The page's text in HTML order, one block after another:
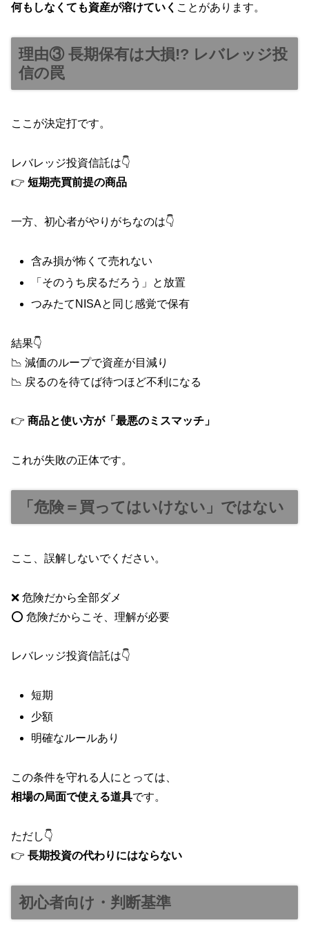
何もしなくても資産が溶けていく ことがあります。
理由③ 長期保有は大損!? レバレッジ投
信の罠
ここが決定打です。
レバレッジ投資信託は👇
👉 短期売買前提の商品
一方、初心者がやりがちなのは👇
含み損が怖くて売れない
「そのうち戻るだろう」と放置
つみたてNISAと同じ感覚で保有
結果👇
📉 減価のループで資産が目減り
📉 戻るのを待てば待つほど不利になる
👉 商品と使い方が「最悪のミスマッチ」
これが失敗の正体です。
「危険＝買ってはいけない」ではない
ここ、誤解しないでください。
❌ 危険だから全部ダメ
⭕ 危険だからこそ、理解が必要
レバレッジ投資信託は👇
短期
少額
明確なルールあり
この条件を守れる人にとっては、
相場の局面で使える道具です。
ただし👇
👉 長期投資の代わりにはならない
初心者向け・判断基準